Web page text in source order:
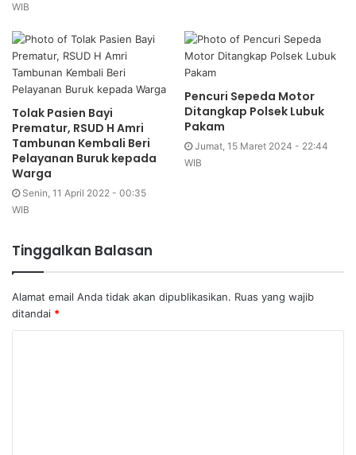
WIB
Tolak Pasien Bayi
Prematur, RSUD H Amri
Tambunan Kembali Beri
Pelayanan Buruk kepada
Warga
Senin, 11 April 2022 - 00:35
WIB
Pencuri Sepeda Motor
Ditangkap Polsek Lubuk
Pakam
Jumat, 15 Maret 2024 - 22:44
WIB
Tinggalkan Balasan
Alamat email Anda tidak akan dipublikasikan. Ruas yang wajib
ditandai *